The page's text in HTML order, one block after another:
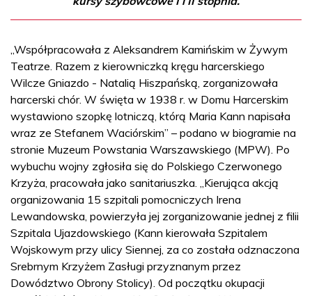
„Współpracowała z Aleksandrem Kamińskim w Żywym
Teatrze. Razem z kierowniczką kręgu harcerskiego
Wilcze Gniazdo - Natalią Hiszpańską, zorganizowała
harcerski chór. W święta w 1938 r. w Domu Harcerskim
wystawiono szopkę lotniczą, którą Maria Kann napisała
wraz ze Stefanem Waciórskim” – podano w biogramie na
stronie Muzeum Powstania Warszawskiego (MPW). Po
wybuchu wojny zgłosiła się do Polskiego Czerwonego
Krzyża, pracowała jako sanitariuszka. „Kierująca akcją
organizowania 15 szpitali pomocniczych Irena
Lewandowska, powierzyła jej zorganizowanie jednej z filii
Szpitala Ujazdowskiego (Kann kierowała Szpitalem
Wojskowym przy ulicy Siennej, za co została odznaczona
Srebrnym Krzyżem Zasługi przyznanym przez
Dowództwo Obrony Stolicy). Od początku okupacji